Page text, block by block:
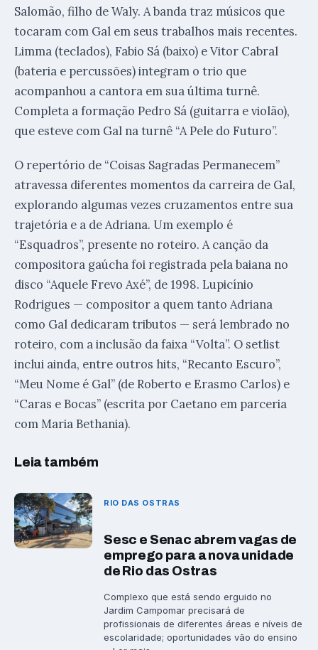
Salomão, filho de Waly. A banda traz músicos que
tocaram com Gal em seus trabalhos mais recentes.
Limma (teclados), Fabio Sá (baixo) e Vitor Cabral
(bateria e percussões) integram o trio que
acompanhou a cantora em sua última turnê.
Completa a formação Pedro Sá (guitarra e violão),
que esteve com Gal na turnê “A Pele do Futuro”.
O repertório de “Coisas Sagradas Permanecem”
atravessa diferentes momentos da carreira de Gal,
explorando algumas vezes cruzamentos entre sua
trajetória e a de Adriana. Um exemplo é
“Esquadros”, presente no roteiro. A canção da
compositora gaúcha foi registrada pela baiana no
disco “Aquele Frevo Axé”, de 1998. Lupicínio
Rodrigues — compositor a quem tanto Adriana
como Gal dedicaram tributos — será lembrado no
roteiro, com a inclusão da faixa “Volta”. O setlist
inclui ainda, entre outros hits, “Recanto Escuro”,
“Meu Nome é Gal” (de Roberto e Erasmo Carlos) e
“Caras e Bocas” (escrita por Caetano em parceria
com Maria Bethania).
Leia também
RIO DAS OSTRAS
Sesc e Senac abrem vagas de
emprego para a nova unidade
de Rio das Ostras
Complexo que está sendo erguido no
Jardim Campomar precisará de
profissionais de diferentes áreas e níveis de
escolaridade; oportunidades vão do ensino